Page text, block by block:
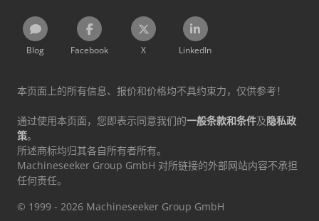
Blog Facebook X LinkedIn
本页面上的所有信息、报价和价格均不具约束力，仅供参考！
通过使用本页面，您即表示同意我们的一般条款和条件及隐私政
策。
所述商标均归其各自所有者所有。
Machineseeker Group GmbH 对所链接的外部网站内容不承担
任何责任。
© 1999 - 2026 Machineseeker Group GmbH